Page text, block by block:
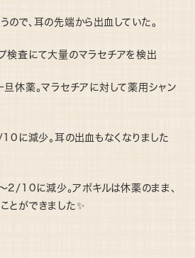
ので、耳の先端から出血していた。
検査にて大量のマラセチアを検出
旦休薬。マラセチアに対して薬用シャン
に減少。耳の出血もなくなりました
10に減少。アポキルは休薬のまま、
とができました✨